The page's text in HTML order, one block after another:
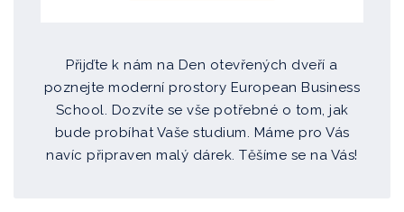
Přijďte k nám na Den otevřených dveří a
poznejte moderní prostory European Business
School. Dozvíte se vše potřebné o tom, jak
bude probíhat Vaše studium. Máme pro Vás
navíc připraven malý dárek. Těšíme se na Vás!